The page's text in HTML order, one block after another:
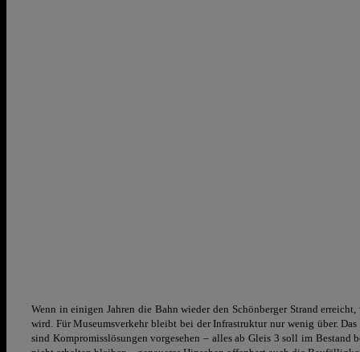
Wenn in einigen Jahren die Bahn wieder den Schönberger Strand
wird. Für Museumsverkehr bleibt bei der Infrastruktur nur wenig über.
sind Kompromisslösungen vorgesehen – alles ab Gleis 3 soll im